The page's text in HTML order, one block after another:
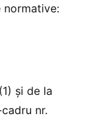
normative:
și de la
nr.